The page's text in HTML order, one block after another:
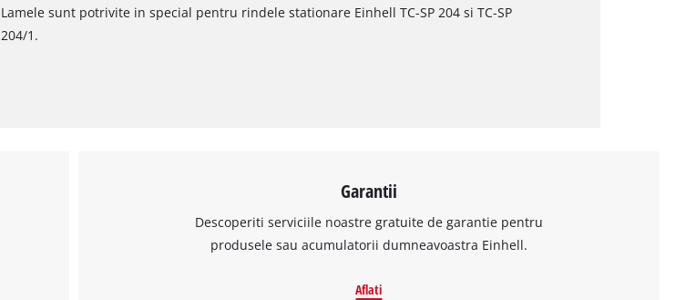
Lamele sunt potrivite in special pentru rindele stationare Einhell TC-SP 204 si TC-SP
204/1.
Garantii
Descoperiti serviciile noastre gratuite de garantie pentru
produsele sau acumulatorii dumneavoastra Einhell.
Aflati